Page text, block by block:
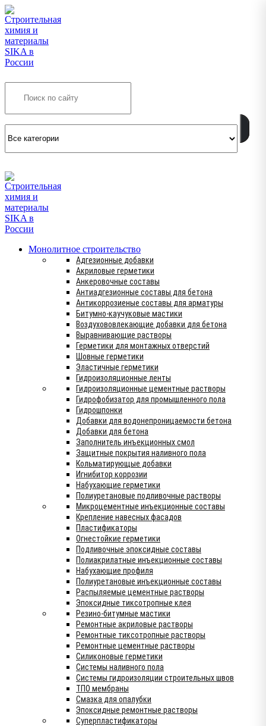
Монолитное строительство
Адгезионные добавки
Акриловые герметики
Анкеровочные составы
Антиадгезионные составы для бетона
Антикоррозиеные составы для арматуры
Битумно-каучуковые мастики
Воздухововлекающие добавки для бетона
Выравнивающие растворы
Герметики для монтажных отверстий
Шовные герметики
Эластичные герметики
Гидроизоляционные ленты
Гидроизоляционные цементные растворы
Гидрофобизатор для промышленного пола
Гидрошпонки
Добавки для водонепроницаемости бетона
Добавки для бетона
Заполнитель инъекционных смол
Защитные покрытия наливного пола
Кольматирующые добавки
Игнибитор коррозии
Набухающие герметики
Полиуретановые подливочные растворы
Микроцементные инъекционные составы
Крепление навесных фасадов
Пластификаторы
Огнестойкие герметики
Подливочные эпоксидные составы
Полиакрилатные инъекционные составы
Набухающие профиля
Полиуретановые инъекционные составы
Распыляемые цементные растворы
Эпоксидные тиксотропные клея
Резино-битумные мастики
Ремонтные акриловые растворы
Ремонтные тиксотропные растворы
Ремонтные цементные растворы
Силиконовые герметики
Системы наливного пола
Системы гидроизоляции строительных швов
ТПО мембраны
Смазка для опалубки
Эпоксидные ремонтные растворы
Суперпластификаторы